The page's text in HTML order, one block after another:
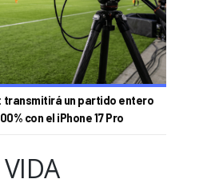
transmitirá un partido entero
con el iPhone 17 Pro
VIDA